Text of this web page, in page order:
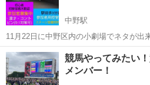
中野駅
11月22日に中野区内の小劇場でネタが出
行います。 参加の目的やお笑いの経験性別年齢などは不問です。 初心
者の方も多く来られる会となっております。 この会は当日知り
方とそのまま即席で短め...
東京 中野区 中野駅 その他
競馬やってみたい
メンバー！